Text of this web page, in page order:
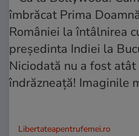
Libertateapentrufemei.ro